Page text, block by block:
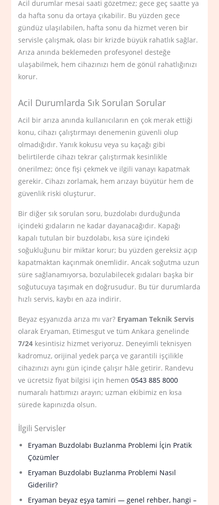
Acil durumlar mesai saati gözetmez; gece geç saatte ya
da hafta sonu da ortaya çıkabilir. Bu yüzden gece
gündüz ulaşılabilen, hafta sonu da hizmet veren bir
servisle çalışmak, olası bir krizde büyük rahatlık sağlar.
Arıza anında beklemeden profesyonel desteğe
ulaşabilmek, hem cihazınızı hem de gönül rahatlığınızı
korur.
Acil Durumlarda Sık Sorulan Sorular
Acil bir arıza anında kullanıcıların en çok merak ettiği
konu, cihazı çalıştırmayı denemenin güvenli olup
olmadığıdır. Yanık kokusu veya su kaçağı gibi
belirtilerde cihazı tekrar çalıştırmak kesinlikle
önerilmez; önce fişi çekmek ve ilgili vanayı kapatmak
gerekir. Cihazı zorlamak, hem arızayı büyütür hem de
güvenlik riski oluşturur.
Bir diğer sık sorulan soru, buzdolabı durduğunda
içindeki gıdaların ne kadar dayanacağıdır. Kapağı
kapalı tutulan bir buzdolabı, kısa süre içindeki
soğukluğunu bir miktar korur; bu yüzden gereksiz açıp
kapatmaktan kaçınmak önemlidir. Ancak soğutma uzun
süre sağlanamıyorsa, bozulabilecek gıdaları başka bir
soğutucuya taşımak en doğrusudur. Bu tür durumlarda
hızlı servis, kaybı en aza indirir.
Beyaz eşyanızda arıza mı var? Eryaman Teknik Servis
olarak Eryaman, Etimesgut ve tüm Ankara genelinde
7/24 kesintisiz hizmet veriyoruz. Deneyimli teknisyen
kadromuz, orijinal yedek parça ve garantili işçilikle
cihazınızı aynı gün içinde çalışır hâle getirir. Randevu
ve ücretsiz fiyat bilgisi için hemen0543 885 8000
numaralı hattımızı arayın; uzman ekibimiz en kısa
sürede kapınızda olsun.
İlgili Servisler
Eryaman Buzdolabı Buzlanma Problemi İçin Pratik
Çözümler
Eryaman Buzdolabı Buzlanma Problemi Nasıl
Giderilir?
Eryaman beyaz eşya tamiri — genel rehber, hangi –